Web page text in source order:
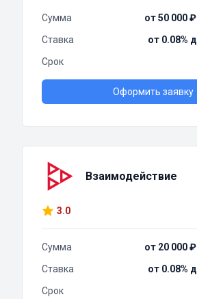
Сумма
от 50 000
Ставка
от 0.08%
Срок
Оформить заявку
Взаимодействие
3.0
Сумма
от 20 000
Ставка
от 0.08%
Срок